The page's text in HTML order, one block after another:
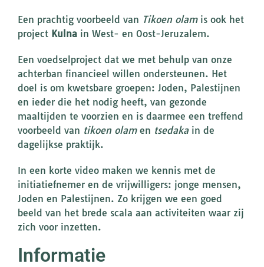
Een prachtig voorbeeld van Tikoen olamis ook het
project Kulna in West- en Oost-Jeruzalem.
Een voedselproject dat we met behulp van onze
achterban financieel willen ondersteunen. Het
doel is om kwetsbare groepen: Joden, Palestijnen
en ieder die het nodig heeft, van gezonde
maaltijden te voorzien en is daarmee een treffend
voorbeeld van tikoen olamen tsedakain de
dagelijkse praktijk.
In een korte video maken we kennis met de
initiatiefnemer en de vrijwilligers: jonge mensen,
Joden en Palestijnen. Zo krijgen we een goed
beeld van het brede scala aan activiteiten waar zij
zich voor inzetten.
Informatie